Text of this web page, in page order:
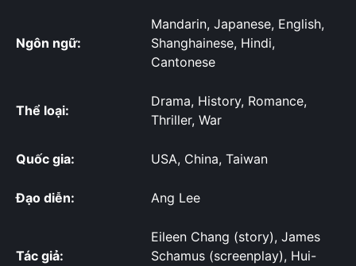
Ngôn ngữ:
Mandarin, Japanese, English,
Shanghainese, Hindi,
Cantonese
Thể loại:
Drama, History, Romance,
Thriller, War
Quốc gia: USA, China, Taiwan
Đạo diễn: Ang Lee
Tác giả:
Eileen Chang (story), James
Schamus (screenplay), Hui-